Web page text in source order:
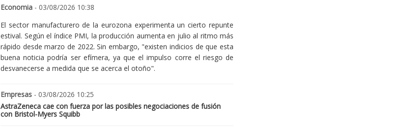
Economia - 03/08/2026 10:38
El sector manufacturero de la eurozona experimenta un cierto repunte
estival. Según el índice PMI, la producción aumenta en julio al ritmo más
rápido desde marzo de 2022. Sin embargo, "existen indicios de que esta
buena noticia podría ser efímera, ya que el impulso corre el riesgo de
desvanecerse a medida que se acerca el otoño".
Empresas - 03/08/2026 10:25
AstraZeneca cae con fuerza por las posibles negociaciones de fusión
con Bristol-Myers Squibb